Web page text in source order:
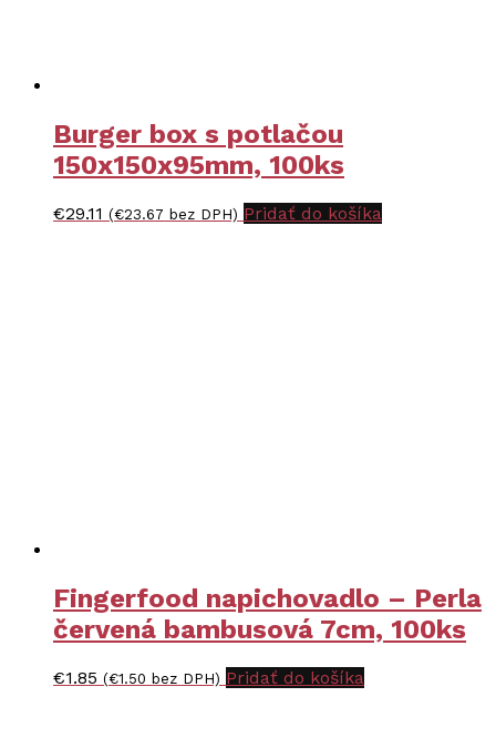
Burger box s potlačou
150x150x95mm, 100ks
€29.11 (€23.67 bez DPH) Pridať do košíka
Fingerfood napichovadlo – Perla
červená bambusová 7cm, 100ks
€1.85 (€1.50 bez DPH) Pridať do košíka